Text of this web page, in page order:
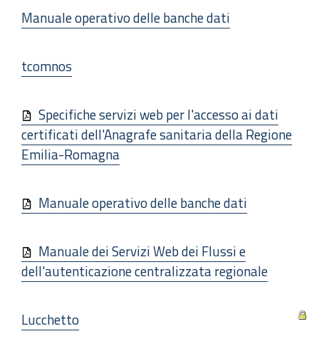
Manuale operativo delle banche dati
tcomnos
Specifiche servizi web per l'accesso ai dati
certificati dell'Anagrafe sanitaria della Regione
Emilia-Romagna
Manuale operativo delle banche dati
Manuale dei Servizi Web dei Flussi e
dell'autenticazione centralizzata regionale
Lucchetto